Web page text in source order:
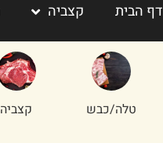
דף הבית קצביה
טלה/כבש קצביה